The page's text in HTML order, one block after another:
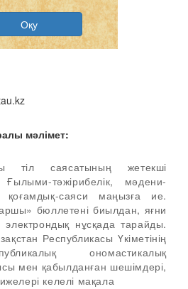
Оқу
мәлімет:
тіл саясатының жетекші
тәжірибелік, мәдени-
саяси маңызға ие.
бюллетені биылдан, яғни
нұсқада тарайды.
Республикасы Үкіметінің
ономастикалық
мен қабылданған шешімдері,
келелі мақала